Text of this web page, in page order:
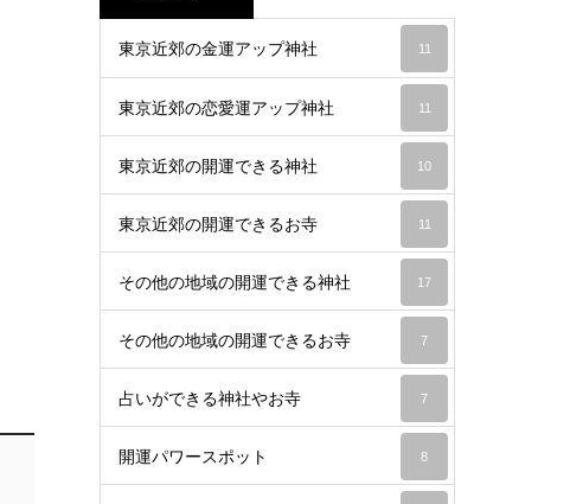
東京近郊の金運アップ神社 11
東京近郊の恋愛運アップ神社 11
東京近郊の開運できる神社 10
東京近郊の開運できるお寺 11
その他の地域の開運できる神社 17
その他の地域の開運できるお寺 7
占いができる神社やお寺 7
開運パワースポット 8